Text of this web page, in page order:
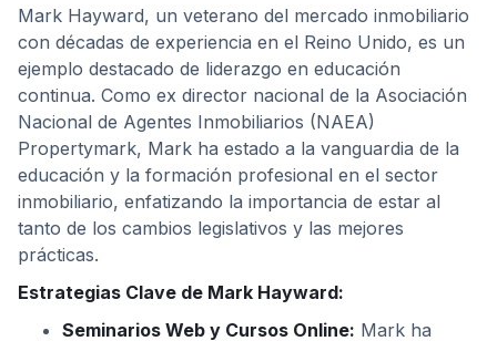
Mark Hayward, un veterano del mercado inmobiliario
con décadas de experiencia en el Reino Unido, es un
ejemplo destacado de liderazgo en educación
continua. Como ex director nacional de la Asociación
Nacional de Agentes Inmobiliarios (NAEA)
Propertymark, Mark ha estado a la vanguardia de la
educación y la formación profesional en el sector
inmobiliario, enfatizando la importancia de estar al
tanto de los cambios legislativos y las mejores
prácticas.
Estrategias Clave de Mark Hayward:
Seminarios Web y Cursos Online: Mark ha